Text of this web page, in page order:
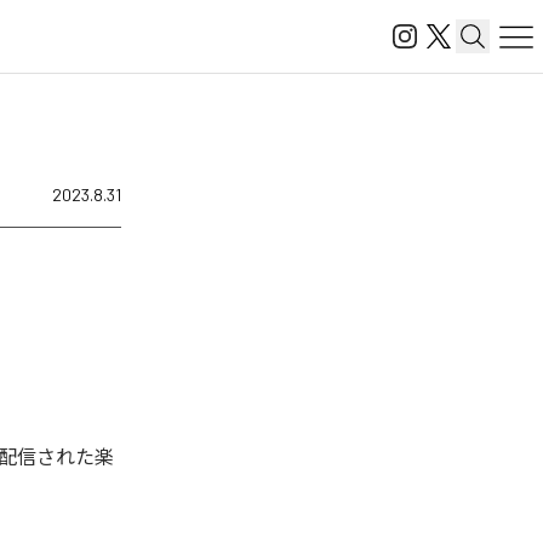
2023.8.31
信された楽